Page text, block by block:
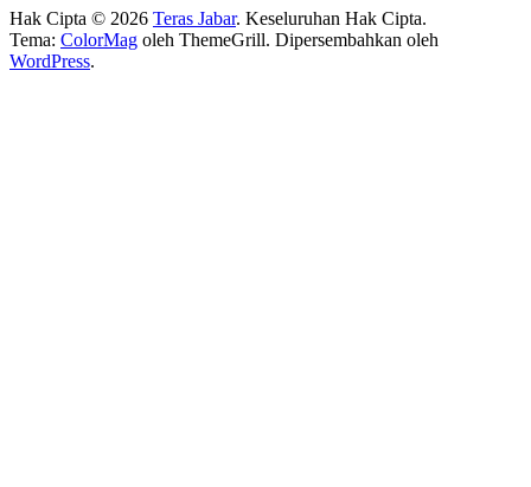
Hak Cipta © 2026 Teras Jabar. Keseluruhan Hak Cipta.
Tema: ColorMag oleh ThemeGrill. Dipersembahkan oleh
WordPress.